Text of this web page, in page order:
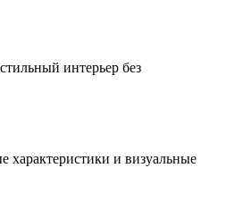
интерьер без
характеристики и визуальные